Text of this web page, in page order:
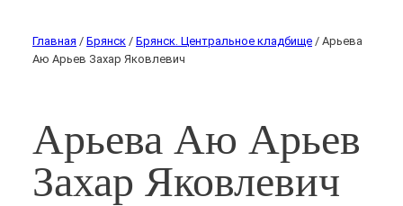
Главная / Брянск / Брянск. Центральное кладбище / Арьева
Аю Арьев Захар Яковлевич
Арьева Аю Арьев
Захар Яковлевич